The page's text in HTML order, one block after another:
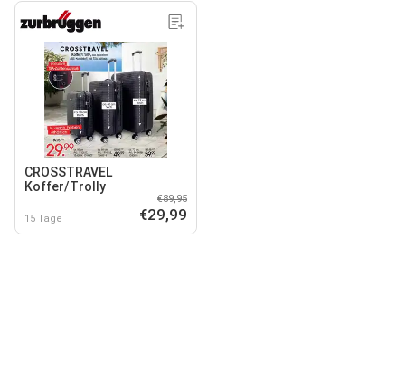
CROSSTRAVEL
Koffer/Trolly
15 Tage
€89,95
€29,99